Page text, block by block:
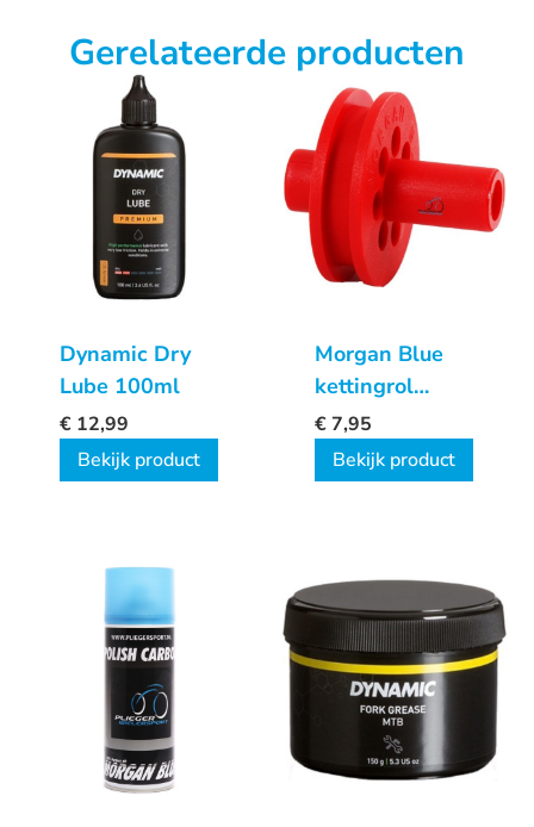
Gerelateerde producten
Dynamic Dry
Lube 100ml
€ 12,99
Bekijk product
Morgan Blue
kettingrol
steekas
€7,95
Bekijk product